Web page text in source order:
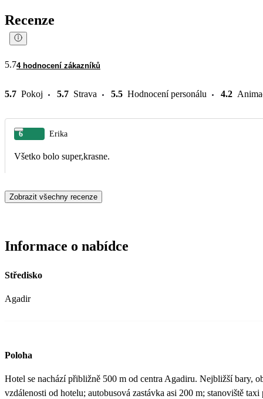
Recenze
5.74 hodnocení zákazníků
5.7 Pokoj 5.7 Strava 5.5 Hodnocení personálu 4.2
6 Erika
Všetko bolo super,krasne.
Zobrazit všechny recenze
Informace o nabídce
Středisko
Agadir
Poloha
Hotel se nachází přibližně 500 m od centra Agadiru. Nejbližší bary,
vzdálenosti od hotelu; autobusová zastávka asi 200 m; stanoviště